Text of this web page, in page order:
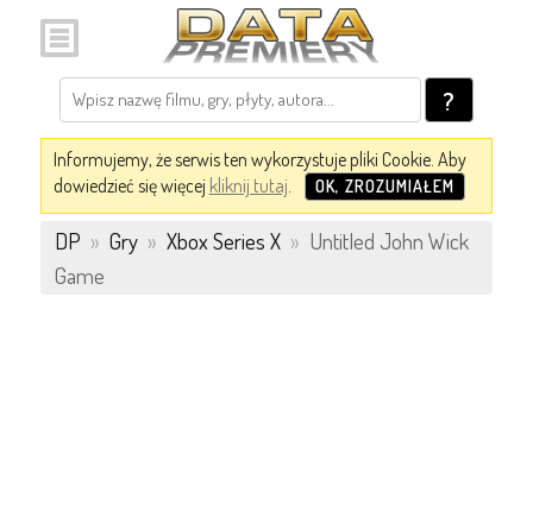
?
Informujemy, że serwis ten wykorzystuje pliki Cookie. Aby
dowiedzieć się więcej kliknij tutaj. OK, ZROZUMIAŁEM
DP » Gry » Xbox Series X » Untitled John Wick
Game